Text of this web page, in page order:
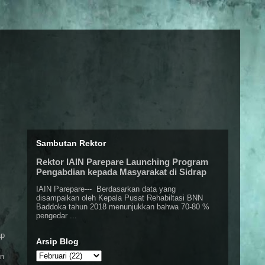
Sambutan Rektor
Rektor IAIN Parepare Launching Program
Pengabdian kepada Masyarakat di Sidrap
IAIN Parepare--- Berdasarkan data yang
disampaikan oleh Kepala Pusat Rehabiltasi BNN
Baddoka tahun 2018 menunjukkan bahwa 70-80 %
pengedar ...
Arsip Blog